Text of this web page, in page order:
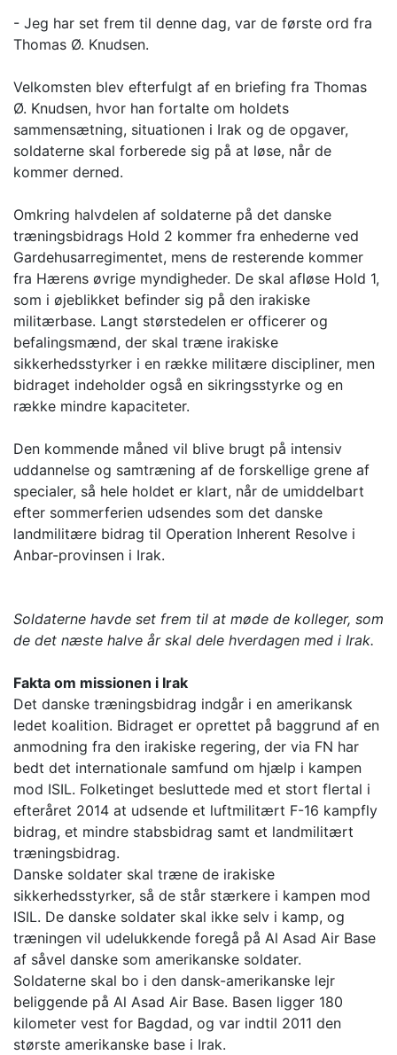
- Jeg har set frem til denne dag, var de første ord fra
Thomas Ø. Knudsen.
Velkomsten blev efterfulgt af en briefing fra Thomas
Ø. Knudsen, hvor han fortalte om holdets
sammensætning, situationen i Irak og de opgaver,
soldaterne skal forberede sig på at løse, når de
kommer derned.
Omkring halvdelen af soldaterne på det danske
træningsbidrags Hold 2 kommer fra enhederne ved
Gardehusarregimentet, mens de resterende kommer
fra Hærens øvrige myndigheder. De skal afløse Hold 1,
som i øjeblikket befinder sig på den irakiske
militærbase. Langt størstedelen er officerer og
befalingsmænd, der skal træne irakiske
sikkerhedsstyrker i en række militære discipliner, men
bidraget indeholder også en sikringsstyrke og en
række mindre kapaciteter.
Den kommende måned vil blive brugt på intensiv
uddannelse og samtræning af de forskellige grene af
specialer, så hele holdet er klart, når de umiddelbart
efter sommerferien udsendes som det danske
landmilitære bidrag til Operation Inherent Resolve i
Anbar-provinsen i Irak.
Soldaterne havde set frem til at møde de kolleger, som
de det næste halve år skal dele hverdagen med i Irak.
Fakta om missionen i Irak
Det danske træningsbidrag indgår i en amerikansk
ledet koalition. Bidraget er oprettet på baggrund af en
anmodning fra den irakiske regering, der via FN har
bedt det internationale samfund om hjælp i kampen
mod ISIL. Folketinget besluttede med et stort flertal i
efteråret 2014 at udsende et luftmilitært F-16 kampfly
bidrag, et mindre stabsbidrag samt et landmilitært
træningsbidrag.
Danske soldater skal træne de irakiske
sikkerhedsstyrker, så de står stærkere i kampen mod
ISIL. De danske soldater skal ikke selv i kamp, og
træningen vil udelukkende foregå på Al Asad Air Base
af såvel danske som amerikanske soldater.
Soldaterne skal bo i den dansk-amerikanske lejr
beliggende på Al Asad Air Base. Basen ligger 180
kilometer vest for Bagdad, og var indtil 2011 den
største amerikanske base i Irak.